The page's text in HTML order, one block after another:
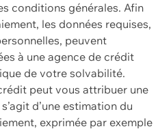
conditions générales. Afin
les données requises,
peuvent
à une agence de crédit
de votre solvabilité.
peut vous attribuer une
d’une estimation du
exprimée par exemple